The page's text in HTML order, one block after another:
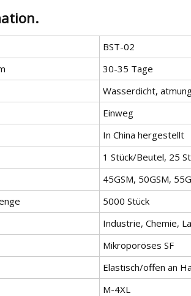
BST-02
30-35 Tage
Wasserdicht,
Einweg
In China hergestellt
1 Stück/Beutel, 25
45GSM, 50GSM,
5000 Stück
Industrie, Chemie,
Mikroporöses SF
Elastisch/offen an
M-4XL